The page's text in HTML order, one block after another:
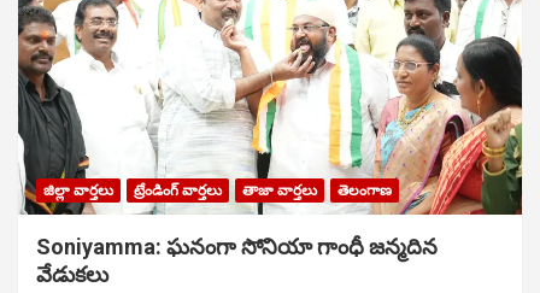
జిల్లా వార్తలు ట్రేండింగ్ వార్తలు తాజా వార్తలు తెలంగాణ
Soniyamma: ఘ‌నంగా సోనియా గాంధీ జ‌న్మ‌దిన
వేడుక‌లు